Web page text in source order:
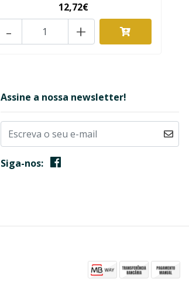
12,72€
+
-
Assine a nossa newsletter!
Siga-nos: